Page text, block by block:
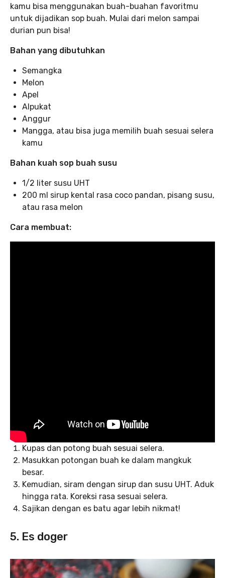
kamu bisa menggunakan buah-buahan favoritmu
untuk dijadikan sop buah. Mulai dari melon sampai
durian pun bisa!
Bahan yang dibutuhkan
Semangka
Melon
Apel
Alpukat
Anggur
Mangga, atau bisa juga memilih buah sesuai selera
kamu
Bahan kuah sop buah susu
1/2 liter susu UHT
200 ml sirup kental rasa coco pandan, pisang susu,
atau rasa melon
Cara membuat:
Kupas dan potong buah sesuai selera.
Masukkan potongan buah ke dalam mangkuk
besar.
Kemudian, siram dengan sirup dan susu UHT. Aduk
hingga rata. Koreksi rasa sesuai selera.
Sajikan dengan es batu agar lebih nikmat!
5. Es doger